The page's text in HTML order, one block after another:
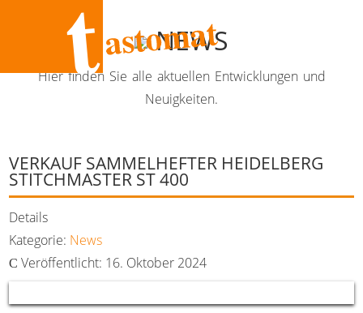
NEWS
Hier finden Sie alle aktuellen Entwicklungen und
Neuigkeiten.
VERKAUF SAMMELHEFTER HEIDELBERG
STITCHMASTER ST 400
Details
Kategorie: News
Veröffentlicht: 16. Oktober 2024